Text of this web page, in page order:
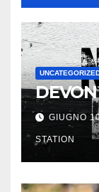
GIUGNO
STATION